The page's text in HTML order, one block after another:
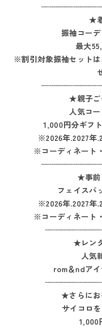
★
振袖コー
最大
※割引対象振袖セット
★親子ご
人気コ
1,000円分ギフ
※2026年.2027年
※コーディネート
★事前
フェイスパ
※2026年.2027年
※コーディネート
★レン
人気
rom＆ndア
★さらにお
サイコロ
1,000